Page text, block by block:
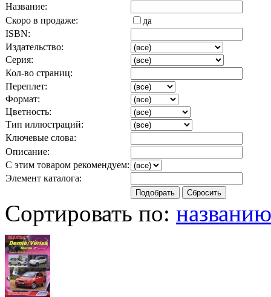
Название:
Скоро в продаже:
да
ISBN:
Издательство:
Серия:
Кол-во страниц:
Переплет:
Формат:
Цветность:
Тип иллюстраций:
Ключевые слова:
Описание:
С этим товаром рекомендуем:
Элемент каталога:
Сортировать по: названию